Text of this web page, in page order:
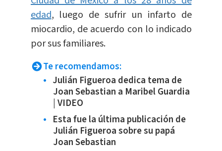
edad, luego de sufrir un infarto de
miocardio, de acuerdo con lo indicado
por sus familiares.
Te recomendamos:
Julián Figueroa dedica tema de
Joan Sebastian a Maribel Guardia
| VIDEO
Esta fue la última publicación de
Julián Figueroa sobre su papá
Joan Sebastian